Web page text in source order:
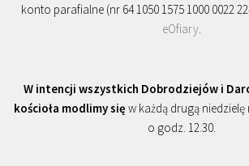
konto parafialne (nr 64 1050 1575 1000 0022
eOfiary.
W intencji wszystkich Dobrodziejów i
kościoła modlimy się w każdą drugą niedzielę
o godz. 12.30.